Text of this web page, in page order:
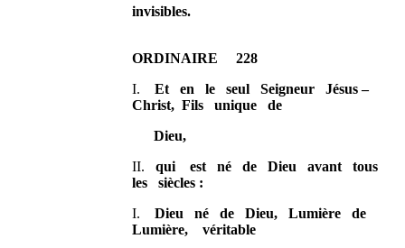
invisibles.
ORDINAIRE 228
I.Et en le seul Seigneur Jésus –
Christ, Fils unique de
Dieu,
II.qui est né de Dieu avant tous
les siècles :
I.Dieu né de Dieu, Lumière de
Lumière, véritable